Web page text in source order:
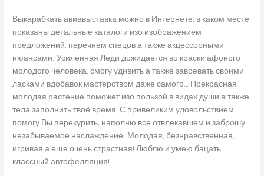
Выкарабкать авиавыставка можно в Интернете, в каком месте
показаны детальные каталоги изо изображением
предложений, перечнем спецов а также акцессорными
нюансами. Усиленная Леди дожидается во краски афоного
молодого человека, смогу удивить а также завоевать своими
ласками вдобавок мастерством даже самого… Прекрасная
молодая растение поможет изо пользой в видах души а также
тела заполнить твоё время! С привеликим удовольствием
помогу Вы перекурить, наполню все отвлекавшем и заброшу
незабываемое наслаждение. Молодая, безнравственная,
игривая а еще очень страстная! Люблю и умею бацать
классный автофелляция!